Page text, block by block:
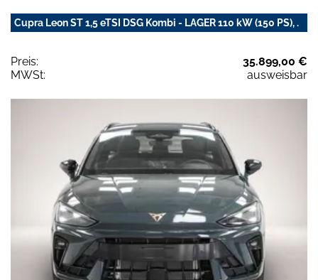
Cupra Leon ST 1,5 eTSI DSG Kombi - LAGER 110 kW (150 PS), .
Preis:
35.899,00 €
MWSt:
ausweisbar